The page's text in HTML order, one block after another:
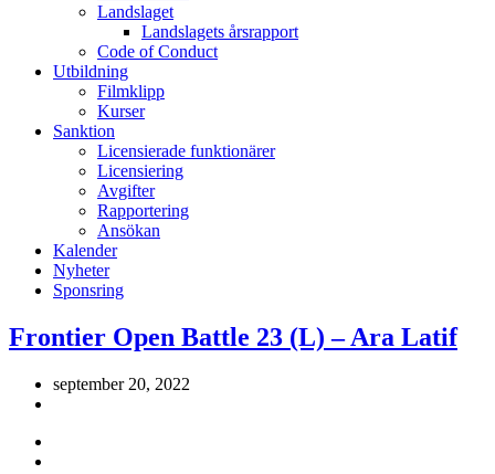
Landslaget
Landslagets årsrapport
Code of Conduct
Utbildning
Filmklipp
Kurser
Sanktion
Licensierade funktionärer
Licensiering
Avgifter
Rapportering
Ansökan
Kalender
Nyheter
Sponsring
Frontier Open Battle 23 (L) – Ara Latif
september 20, 2022